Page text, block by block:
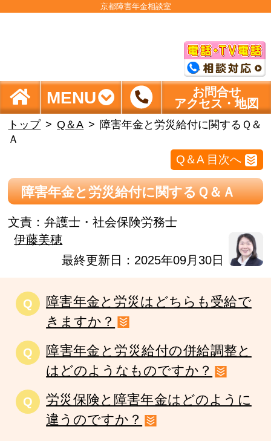
京都障害年金相談室
MENU
お問合せ
アクセス・地図
トップ Q＆A
障害年金と労災給付に関するＱ＆
Ａ
Q＆A 目次へ
障害年金と労災給付に関するＱ＆Ａ
文責：弁護士・社会保険労務士
伊藤美穂
最終更新日：2025年09月30日
Q
障害年金と労災はどちらも受給で
きますか？
Q
障害年金と労災給付の併給調整と
はどのようなものですか？
Q
労災保険と障害年金はどのように
違うのですか？